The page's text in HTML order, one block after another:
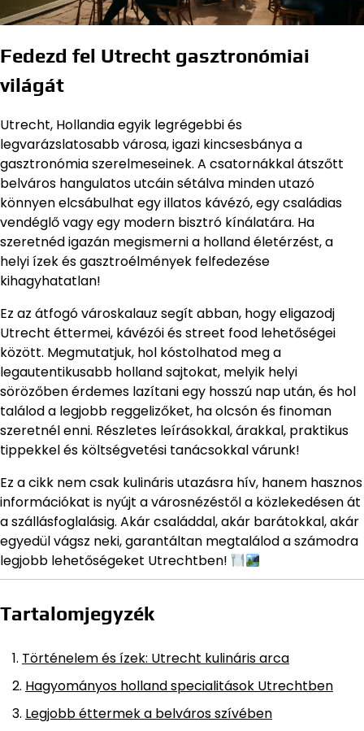
Fedezd fel Utrecht gasztronómiai
világát
Utrecht, Hollandia egyik legrégebbi és
legvarázslatosabb városa, igazi kincsesbánya a
gasztronómia szerelmeseinek. A csatornákkal átszőtt
belváros hangulatos utcáin sétálva minden utazó
könnyen elcsábulhat egy illatos kávézó, egy családias
vendéglő vagy egy modern bisztró kínálatára. Ha
szeretnéd igazán megismerni a holland életérzést, a
helyi ízek és gasztroélmények felfedezése
kihagyhatatlan!
Ez az átfogó városkalauz segít abban, hogy eligazodj
Utrecht éttermei, kávézói és street food lehetőségei
között. Megmutatjuk, hol kóstolhatod meg a
legautentikusabb holland sajtokat, melyik helyi
sörözőben érdemes lazítani egy hosszú nap után, és hol
találod a legjobb reggelizőket, ha olcsón és finoman
szeretnél enni. Részletes leírásokkal, árakkal, praktikus
tippekkel és költségvetési tanácsokkal várunk!
Ez a cikk nem csak kulináris utazásra hív, hanem hasznos
információkat is nyújt a városnézéstől a közlekedésen át
a szállásfoglalásig. Akár családdal, akár barátokkal, akár
egyedül vágsz neki, garantáltan megtalálod a számodra
legjobb lehetőségeket Utrechtben!
Tartalomjegyzék
Történelem és ízek: Utrecht kulináris arca
Hagyományos holland specialitások Utrechtben
Legjobb éttermek a belváros szívében